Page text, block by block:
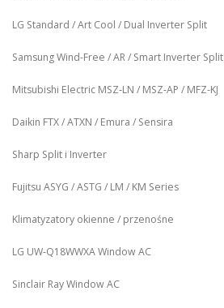
LG Standard / Art Cool / Dual Inverter Split
Samsung Wind-Free / AR / Smart Inverter Split
Mitsubishi Electric MSZ‑LN / MSZ‑AP / MFZ-KJ
Daikin FTX / ATXN / Emura / Sensira
Sharp Split i Inverter
Fujitsu ASYG / ASTG / LM / KM Series
Klimatyzatory okienne / przenośne
LG UW‑Q18WWXA Window AC
Sinclair Ray Window AC